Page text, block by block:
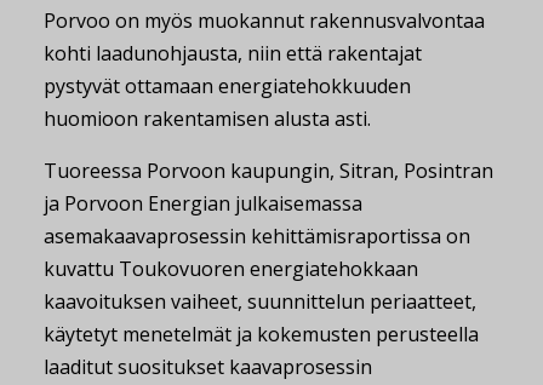
Porvoo on myös muokannut rakennusvalvontaa
kohti laadunohjausta, niin että rakentajat
pystyvät ottamaan energiatehokkuuden
huomioon rakentamisen alusta asti.
Tuoreessa Porvoon kaupungin, Sitran, Posintran
ja Porvoon Energian julkaisemassa
asemakaavaprosessin kehittämisraportissa on
kuvattu Toukovuoren energiatehokkaan
kaavoituksen vaiheet, suunnittelun periaatteet,
käytetyt menetelmät ja kokemusten perusteella
laaditut suositukset kaavaprosessin